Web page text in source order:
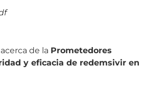
de la Prometedores
y eficacia de redemsivir en